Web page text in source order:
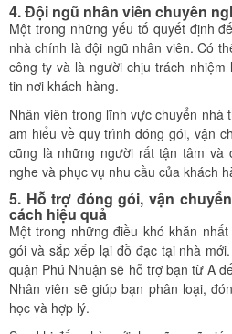
4. Đội ngũ nhân viên chuyên
Một trong những yếu tố quyết định
nhà chính là đội ngũ nhân viên. Có
công ty và là người chịu trách
tin nơi khách hàng.
Nhân viên trong lĩnh vực chuyển nhà
am hiểu về quy trình đóng gói, vận
cũng là những người rất tận tâm và
nghe và phục vụ nhu cầu của khách
5. Hỗ trợ đóng gói, vận
cách hiệu quả
Một trong những điều khó khăn
gói và sắp xếp lại đồ đạc tại nhà
quận Phú Nhuận sẽ hỗ trợ bạn từ A
Nhân viên sẽ giúp bạn phân loại,
học và hợp lý.